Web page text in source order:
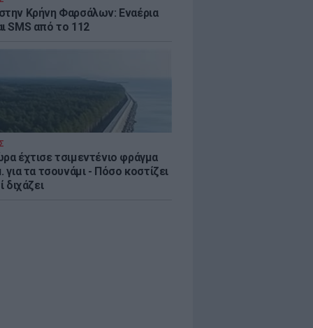
Κρήνη Φαρσάλων: Εναέρια
SMS από το 112
έχτισε τσιμεντένιο φράγμα
για τα τσουνάμι - Πόσο κοστίζει
διχάζει